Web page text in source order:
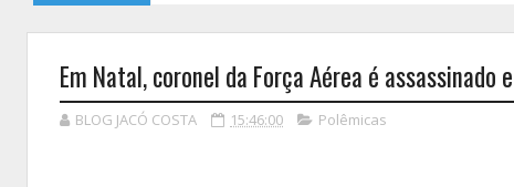
Em Natal, coronel da Força Aérea é
BLOG JACÓ COSTA 15:46:00 Polêmicas